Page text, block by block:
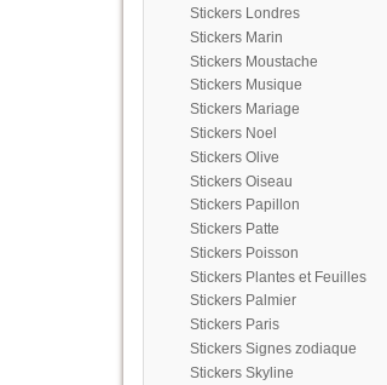
Stickers Londres
Stickers Marin
Stickers Moustache
Stickers Musique
Stickers Mariage
Stickers Noel
Stickers Olive
Stickers Oiseau
Stickers Papillon
Stickers Patte
Stickers Poisson
Stickers Plantes et Feuilles
Stickers Palmier
Stickers Paris
Stickers Signes zodiaque
Stickers Skyline